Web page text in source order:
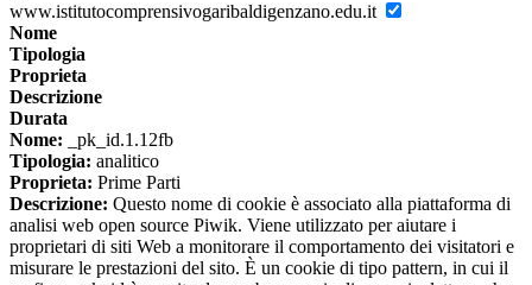
www.istitutocomprensivogaribaldigenzano.edu.it
Nome
Tipologia
Proprieta
Descrizione
Durata
Nome: _pk_id.1.12fb
Tipologia: analitico
Proprieta: Prime Parti
Descrizione: Questo nome di cookie è associato alla piattaforma di
analisi web open source Piwik. Viene utilizzato per aiutare i
proprietari di siti Web a monitorare il comportamento dei visitatori e
misurare le prestazioni del sito. È un cookie di tipo pattern, in cui il